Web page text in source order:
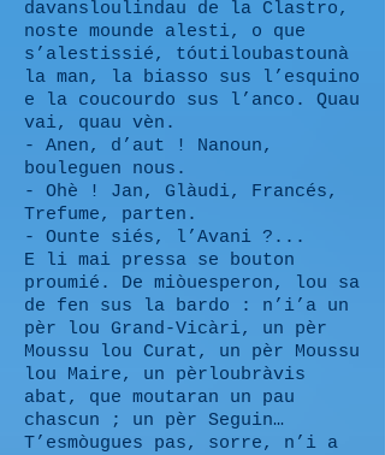
davansloulindau de la Clastro,
noste mounde alesti, o que
s’alestissié, tóutiloubastounà
la man, la biasso sus l’esquino
e la coucourdo sus l’anco. Quau
vai, quau vèn.
- Anen, d’aut ! Nanoun,
bouleguen nous.
- Ohè ! Jan, Glàudi, Francés,
Trefume, parten.
- Ounte siés, l’Avani ?...
E li mai pressa se bouton
proumié. De miòuesperon, lou sa
de fen sus la bardo : n’i’a un
pèr lou Grand-Vicàri, un pèr
Moussu lou Curat, un pèr Moussu
lou Maire, un pèrloubràvis
abat, que moutaran un pau
chascun ; un pèr Seguin…
T’esmòugues pas, sorre, n’i a